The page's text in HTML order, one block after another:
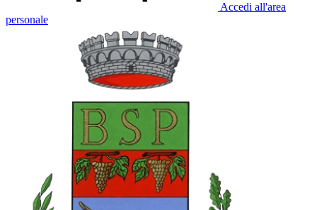
Accedi all'area
personale